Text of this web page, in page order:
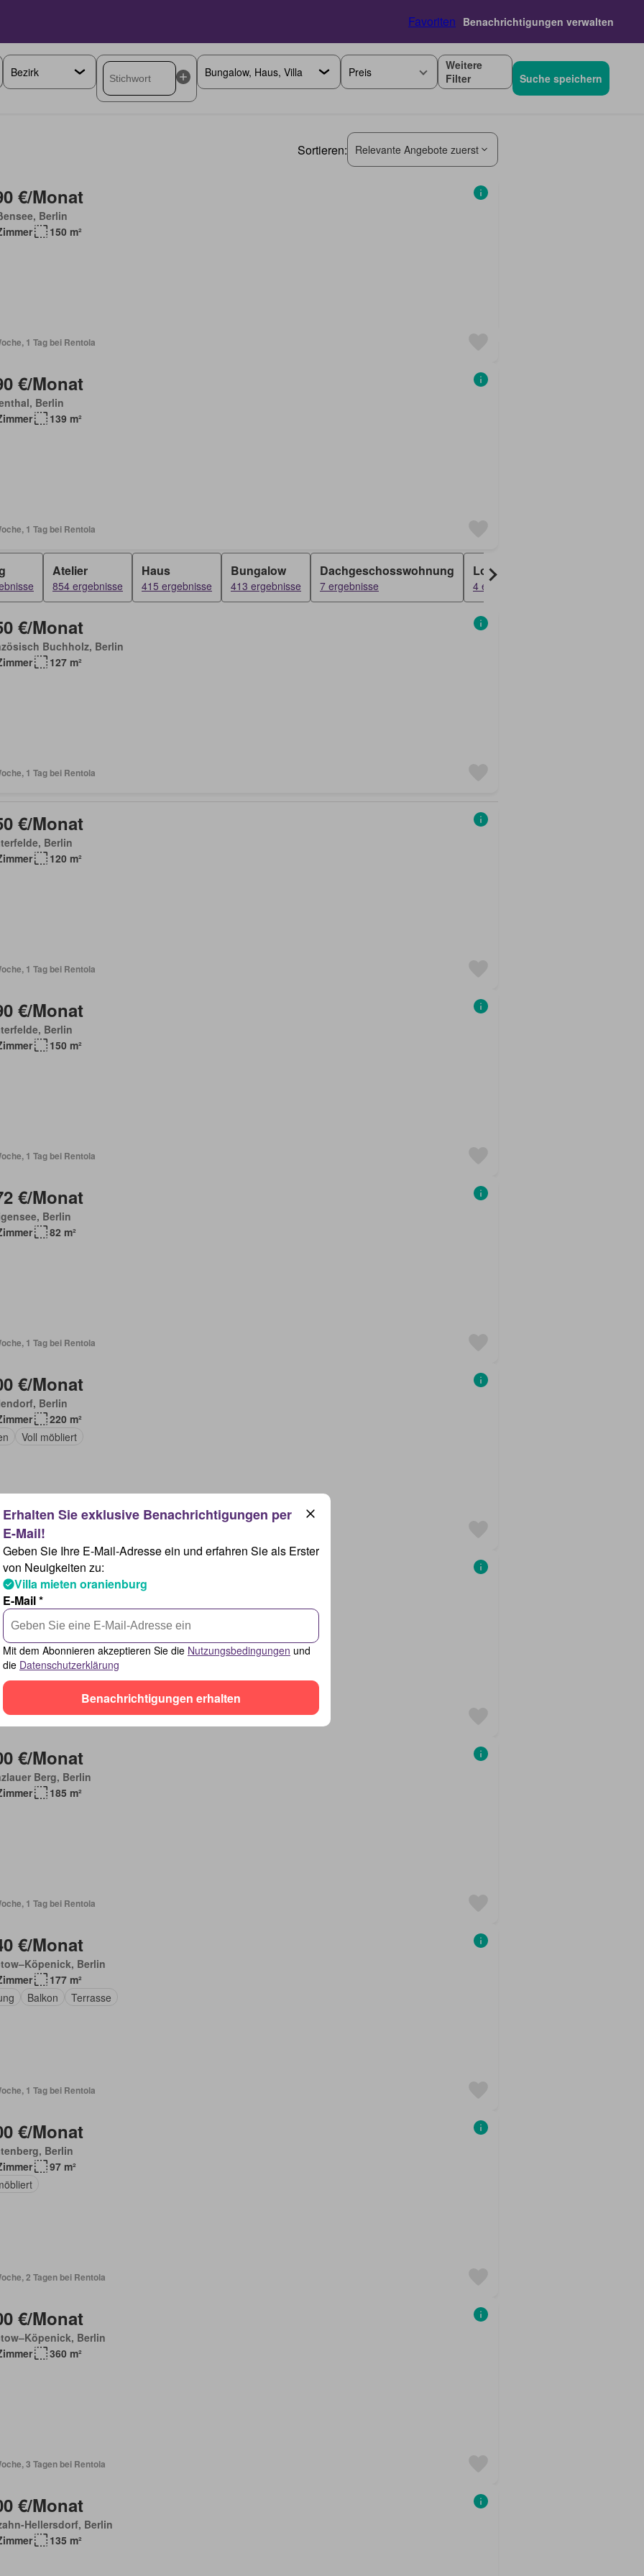
Favoriten Benachrichtigungen verwalten
Preis
Weitere
Filter
Suche speichern
Sortieren: Relevante Angebote zuerst
€/Monat
Berlin
150 m²
1 Tag bei Rentola
€/Monat
Berlin
139 m²
1 Tag bei Rentola
Atelier
854 ergebnisse
Haus
415 ergebnisse
Bungalow
413 ergebnisse
Dachgeschosswohnung
7 ergebnisse
Loft
4 ergebnisse
€/Monat
Buchholz, Berlin
127 m²
1 Tag bei Rentola
€/Monat
Berlin
120 m²
1 Tag bei Rentola
€/Monat
Berlin
150 m²
1 Tag bei Rentola
€/Monat
Berlin
82 m²
1 Tag bei Rentola
€/Monat
Berlin
220 m²
Voll möbliert
1 Tag bei Rentola
€/Monat
Berlin
150 m²
1 Tag bei Rentola
€/Monat
Berg, Berlin
185 m²
1 Tag bei Rentola
€/Monat
Berlin
177 m²
Balkon Terrasse
1 Tag bei Rentola
€/Monat
Berlin
97 m²
2 Tagen bei Rentola
€/Monat
Berlin
360 m²
3 Tagen bei Rentola
€/Monat
Hellersdorf, Berlin
135 m²
Geben Sie Ihre E-Mail-Adresse ein und erfahren Sie als Erster
von Neuigkeiten zu:
Villa mieten oranienburg
E-Mail *
Mit dem Abonnieren akzeptieren Sie die Nutzungsbedingungen und
die Datenschutzerklärung
Benachrichtigungen erhalten